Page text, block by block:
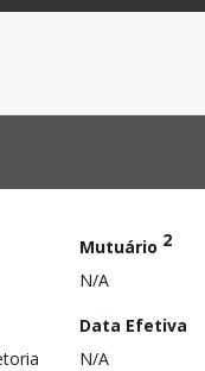
Mutuário 2
N/A
Data Efetiva
N/A